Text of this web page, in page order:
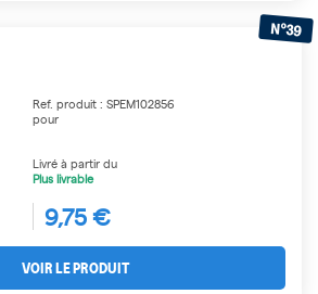
N°39
Ref. produit : SPEM102856
pour
Livré à partir du
Plus livrable
9,75 €
VOIR LE PRODUIT